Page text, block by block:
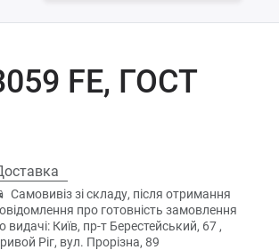
FE, ГОСТ
Самовивіз зі складу, після отримання
про готовність замовлення
видачі: Київ, пр-т Берестейський, 67 ,
Ріг, вул. Прорізна, 89